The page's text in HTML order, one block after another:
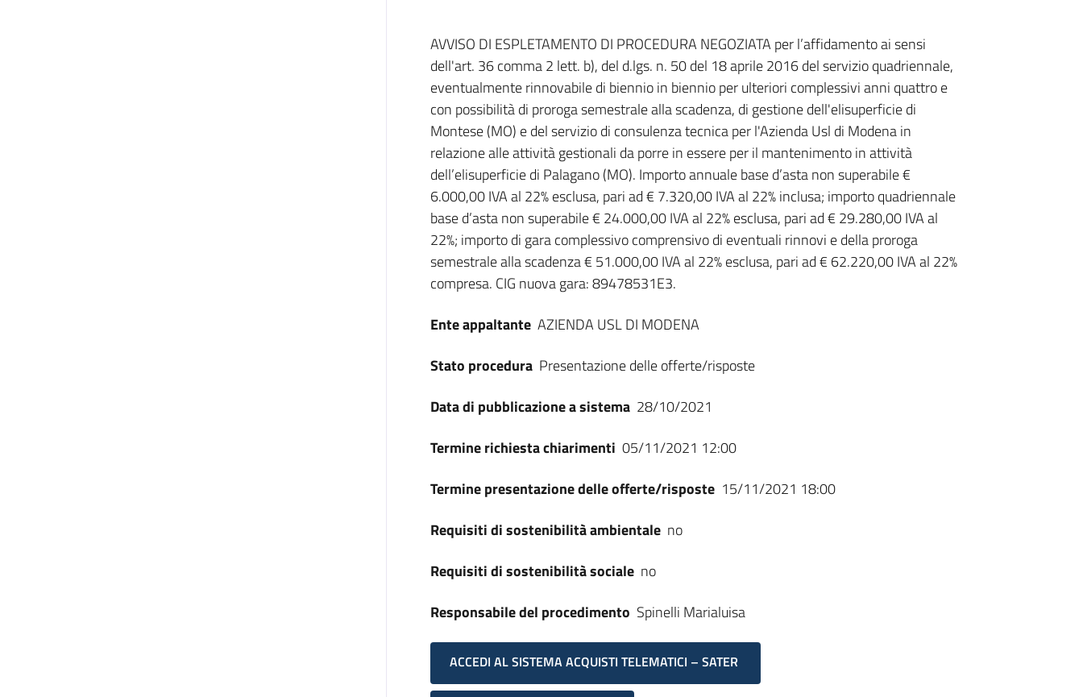
Dati del bando
AVVISO DI ESPLETAMENTO DI PROCEDURA NEGOZIATA per l’affidamento ai sensi
dell'art. 36 comma 2 lett. b), del d.lgs. n. 50 del 18 aprile 2016 del servizio quadriennale,
eventualmente rinnovabile di biennio in biennio per ulteriori complessivi anni quattro e
con possibilità di proroga semestrale alla scadenza, di gestione dell'elisuperficie di
Montese (MO) e del servizio di consulenza tecnica per l'Azienda Usl di Modena in
relazione alle attività gestionali da porre in essere per il mantenimento in attività
dell’elisuperficie di Palagano (MO). Importo annuale base d’asta non superabile €
6.000,00 IVA al 22% esclusa, pari ad € 7.320,00 IVA al 22% inclusa; importo quadriennale
base d’asta non superabile € 24.000,00 IVA al 22% esclusa, pari ad € 29.280,00 IVA al
22%; importo di gara complessivo comprensivo di eventuali rinnovi e della proroga
semestrale alla scadenza € 51.000,00 IVA al 22% esclusa, pari ad € 62.220,00 IVA al 22%
compresa. CIG nuova gara: 89478531E3.
Ente appaltante AZIENDA USL DI MODENA
Stato procedura Presentazione delle offerte/risposte
Data di pubblicazione a sistema 28/10/2021
Termine richiesta chiarimenti 05/11/2021 12:00
Termine presentazione delle offerte/risposte 15/11/2021 18:00
Requisiti di sostenibilità ambientale no
Requisiti di sostenibilità sociale no
Responsabile del procedimento Spinelli Marialuisa
ACCEDI AL SISTEMA ACQUISTI TELEMATICI – SATER